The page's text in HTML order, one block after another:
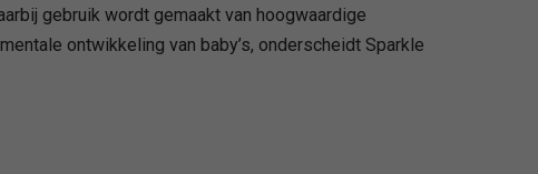
gebruik wordt gemaakt van hoogwaardige
ontwikkeling van baby’s, onderscheidt Sparkle